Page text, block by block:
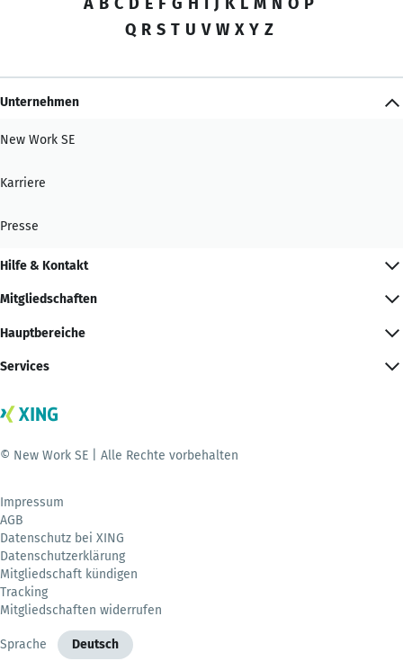
Q R S T U V W X Y Z
Unternehmen
New Work SE
Karriere
Presse
Hilfe & Kontakt
Mitgliedschaften
Hauptbereiche
Services
© New Work SE | Alle Rechte vorbehalten
Impressum
AGB
Datenschutz bei XING
Datenschutzerklärung
Mitgliedschaft kündigen
Tracking
Mitgliedschaften widerrufen
Sprache Deutsch